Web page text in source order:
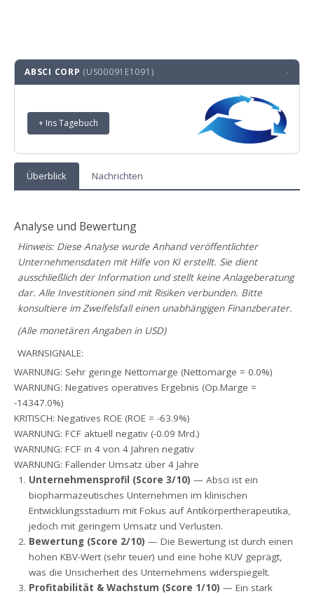
ABSCI CORP (US00091E1091) ·
+ Ins Tagebuch
Überblick Nachrichten
Analyse und Bewertung
Hinweis: Diese Analyse wurde Anhand veröffentlichter
Unternehmensdaten mit Hilfe von KI erstellt. Sie dient
ausschließlich der Information und stellt keine Anlageberatung
dar. Alle Investitionen sind mit Risiken verbunden. Bitte
konsultiere im Zweifelsfall einen unabhängigen Finanzberater.
(Alle monetären Angaben in USD)
WARNSIGNALE:
WARNUNG: Sehr geringe Nettomarge (Nettomarge = 0.0%)
WARNUNG: Negatives operatives Ergebnis (Op.Marge =
-14347.0%)
KRITISCH: Negatives ROE (ROE = -63.9%)
WARNUNG: FCF aktuell negativ (-0.09 Mrd.)
WARNUNG: FCF in 4 von 4 Jahren negativ
WARNUNG: Fallender Umsatz über 4 Jahre
Unternehmensprofil (Score 3/10) — Absci ist ein
biopharmazeutisches Unternehmen im klinischen
Entwicklungsstadium mit Fokus auf Antikörpertherapeutika,
jedoch mit geringem Umsatz und Verlusten.
Bewertung (Score 2/10) — Die Bewertung ist durch einen
hohen KBV-Wert (sehr teuer) und eine hohe KUV geprägt,
was die Unsicherheit des Unternehmens widerspiegelt.
Profitabilität & Wachstum (Score 1/10) — Ein stark